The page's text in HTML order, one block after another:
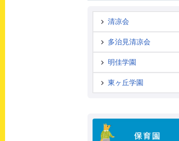
清凉会
多治見清凉会
明佳学園
東ヶ丘学園